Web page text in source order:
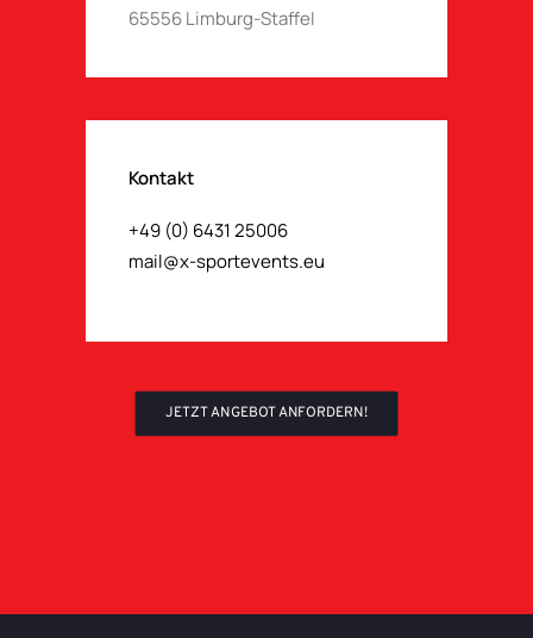
65556 Limburg-Staffel
Kontakt
+49 (0) 6431 25006
mail@x-sportevents.eu
JETZT ANGEBOT ANFORDERN!